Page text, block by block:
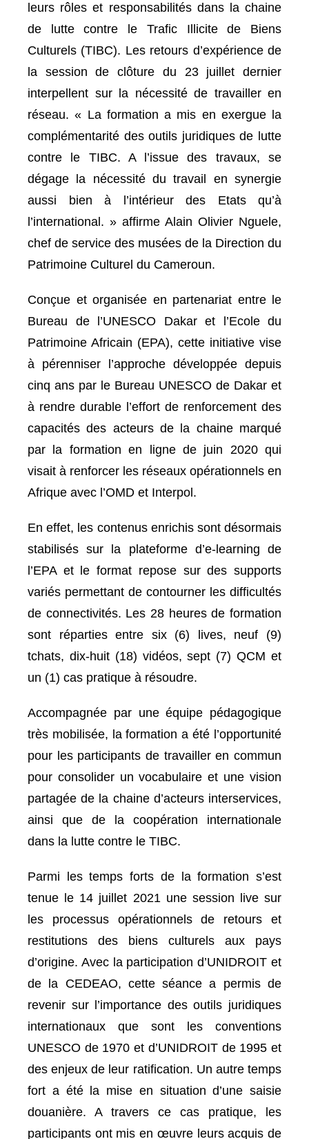
leurs rôles et responsabilités dans la chaine
de lutte contre le Trafic Illicite de Biens
Culturels (TIBC). Les retours d’expérience de
la session de clôture du 23 juillet dernier
interpellent sur la nécessité de travailler en
réseau. « La formation a mis en exergue la
complémentarité des outils juridiques de lutte
contre le TIBC. A l’issue des travaux, se
dégage la nécessité du travail en synergie
aussi bien à l’intérieur des Etats qu’à
l’international. » affirme Alain Olivier Nguele,
chef de service des musées de la Direction du
Patrimoine Culturel du Cameroun.
Conçue et organisée en partenariat entre le
Bureau de l’UNESCO Dakar et l’Ecole du
Patrimoine Africain (EPA), cette initiative vise
à pérenniser l’approche développée depuis
cinq ans par le Bureau UNESCO de Dakar et
à rendre durable l’effort de renforcement des
capacités des acteurs de la chaine marqué
par la formation en ligne de juin 2020 qui
visait à renforcer les réseaux opérationnels en
Afrique avec l’OMD et Interpol.
En effet, les contenus enrichis sont désormais
stabilisés sur la plateforme d’e-learning de
l’EPA et le format repose sur des supports
variés permettant de contourner les difficultés
de connectivités. Les 28 heures de formation
sont réparties entre six (6) lives, neuf (9)
tchats, dix-huit (18) vidéos, sept (7) QCM et
un (1) cas pratique à résoudre.
Accompagnée par une équipe pédagogique
très mobilisée, la formation a été l’opportunité
pour les participants de travailler en commun
pour consolider un vocabulaire et une vision
partagée de la chaine d’acteurs interservices,
ainsi que de la coopération internationale
dans la lutte contre le TIBC.
Parmi les temps forts de la formation s’est
tenue le 14 juillet 2021 une session live sur
les processus opérationnels de retours et
restitutions des biens culturels aux pays
d’origine. Avec la participation d’UNIDROIT et
de la CEDEAO, cette séance a permis de
revenir sur l’importance des outils juridiques
internationaux que sont les conventions
UNESCO de 1970 et d’UNIDROIT de 1995 et
des enjeux de leur ratification. Un autre temps
fort a été la mise en situation d’une saisie
douanière. A travers ce cas pratique, les
participants ont mis en œuvre leurs acquis de